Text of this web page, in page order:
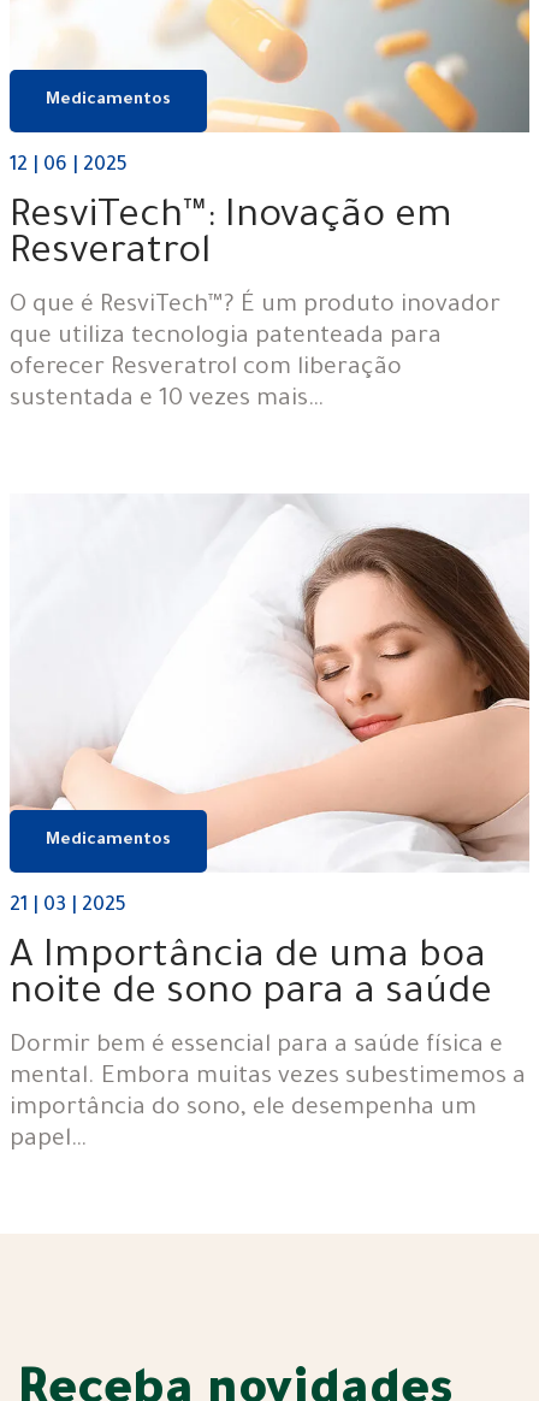
Medicamentos
12 | 06 | 2025
ResviTech™: Inovação em
Resveratrol
O que é ResviTech™? É um produto inovador
que utiliza tecnologia patenteada para
oferecer Resveratrol com liberação
sustentada e 10 vezes mais…
Medicamentos
21 | 03 | 2025
A Importância de uma boa
noite de sono para a saúde
Dormir bem é essencial para a saúde física e
mental. Embora muitas vezes subestimemos a
importância do sono, ele desempenha um
papel…